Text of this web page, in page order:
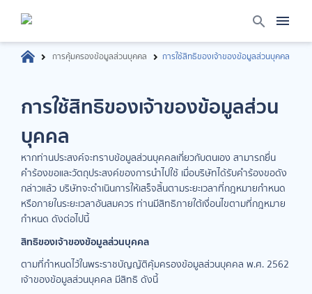
การคุ้มครองข้อมูลส่วนบุคคล การใช้สิทธิของเจ้าของข้อมูลส่วนบุคคล
การใช้สิทธิของเจ้าของข้อมูลส่วน
บุคคล
หากท่านประสงค์จะทราบข้อมูลส่วนบุคคลเกี่ยวกับตนเอง สามารถยื่น
คำร้องขอและวัตถุประสงค์ของการนำไปใช้ เมื่อบริษัทได้รับคำร้องขอดัง
กล่าวแล้ว บริษัทจะดำเนินการให้เสร็จสิ้นตามระยะเวลาที่กฎหมายกำหนด
หรือภายในระยะเวลาอันสมควร ท่านมีสิทธิภายใต้เงื่อนไขตามที่กฎหมาย
กำหนด ดังต่อไปนี้
สิทธิของเจ้าของข้อมูลส่วนบุคคล
ตามที่กำหนดไว้ในพระราชบัญญัติคุ้มครองข้อมูลส่วนบุคคล พ.ศ. 2562
เจ้าของข้อมูลส่วนบุคคล มีสิทธิ ดังนี้